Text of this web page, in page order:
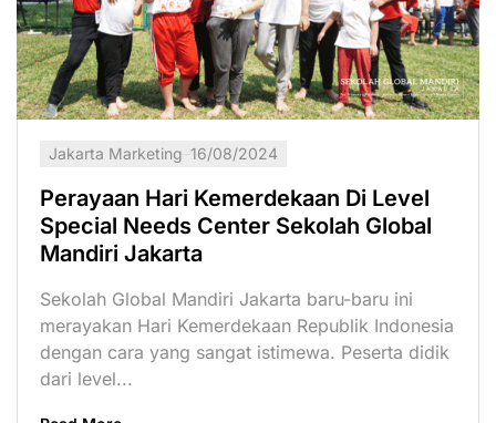
Jakarta Marketing 16/08/2024
Perayaan Hari Kemerdekaan Di Level
Special Needs Center Sekolah Global
Mandiri Jakarta
Sekolah Global Mandiri Jakarta baru-baru ini
merayakan Hari Kemerdekaan Republik Indonesia
dengan cara yang sangat istimewa. Peserta didik
dari level...